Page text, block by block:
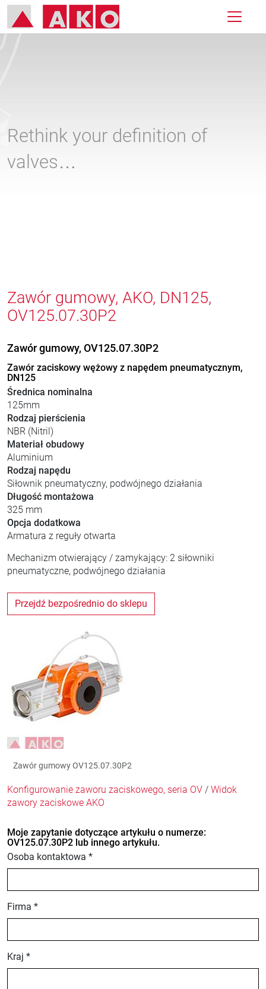
Rethink your definition of
valves…
Zawór gumowy, AKO, DN125,
OV125.07.30P2
Zawór gumowy, OV125.07.30P2
Zawór zaciskowy wężowy z napędem pneumatycznym,
DN125
Średnica nominalna
125mm
Rodzaj pierścienia
NBR (Nitril)
Materiał obudowy
Aluminium
Rodzaj napędu
Siłownik pneumatyczny, podwójnego działania
Długość montażowa
325 mm
Opcja dodatkowa
Armatura z reguły otwarta
Mechanizm otwierający / zamykający: 2 siłowniki
pneumatyczne, podwójnego działania
Przejdź bezpośrednio do sklepu
Zawór gumowy OV125.07.30P2
Konfigurowanie zaworu zaciskowego, seria OV / Widok
zawory zaciskowe AKO
Moje zapytanie dotyczące artykułu o numerze:
OV125.07.30P2 lub innego artykułu.
Osoba kontaktowa *
Firma *
Kraj *